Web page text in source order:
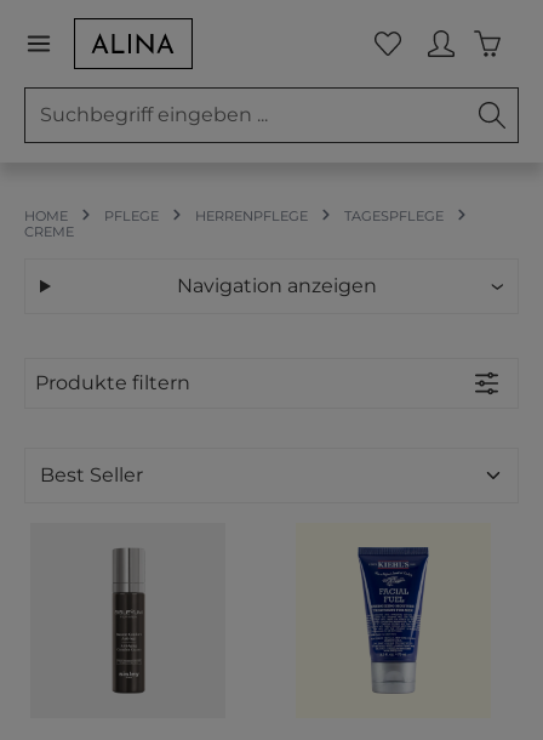
Zum Hauptinhalt springen Du hast 0
HOME PFLEGE HERRENPFLEGE
TAGESPFLEGE
CREME
Navigation anzeigen
Produkte filtern